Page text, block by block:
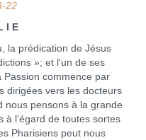
22
I E
prédication de Jésus
»; et l'un de ses
commence par
dirigées vers les docteurs
nous pensons à la grande
à l'égard de toutes sortes
Pharisiens peut nous